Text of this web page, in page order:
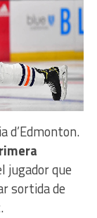
d’Edmonton.
jugador que
sortida de